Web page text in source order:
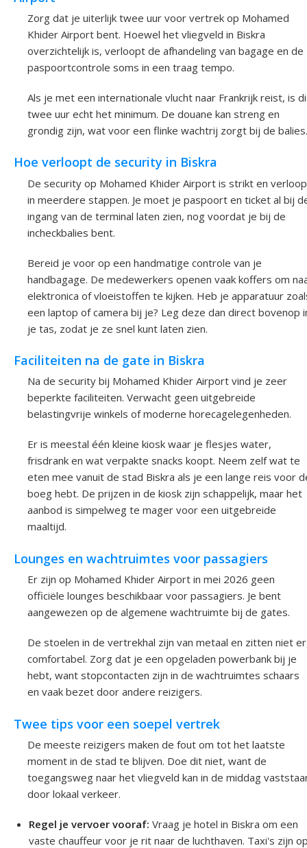
Zorg dat je uiterlijk twee uur voor vertrek op Mohamed
Khider Airport bent. Hoewel het vliegveld in Biskra
overzichtelijk is, verloopt de afhandeling van bagage en de
paspoortcontrole soms in een traag tempo.
Als je met een internationale vlucht naar Frankrijk reist, is
twee uur echt het minimum. De douane kan streng en
grondig zijn, wat voor een flinke wachtrij zorgt bij de balies.
Hoe verloopt de security in Biskra
De security op Mohamed Khider Airport is strikt en
in meerdere stappen. Je moet je paspoort en ticket al bij
ingang van de terminal laten zien, nog voordat je bij de
incheckbalies bent.
Bereid je voor op een handmatige controle van je
handbagage. De medewerkers openen vaak koffers om
elektronica of vloeistoffen te kijken. Heb je apparatuur
een laptop of camera bij je? Leg deze dan direct bovenop
je tas, zodat je ze snel kunt laten zien.
Faciliteiten na de gate in Biskra
Na de security bij Mohamed Khider Airport vind je zeer
beperkte faciliteiten. Verwacht geen uitgebreide
belastingvrije winkels of moderne horecagelegenheden.
Er is meestal één kleine kiosk waar je flesjes water,
frisdrank en wat verpakte snacks koopt. Neem zelf wat te
eten mee vanuit de stad Biskra als je een lange reis voor
boeg hebt. De prijzen in de kiosk zijn schappelijk, maar het
aanbod is simpelweg te mager voor een uitgebreide
maaltijd.
Lounges en wachtruimtes voor passagiers
Er zijn op Mohamed Khider Airport in mei 2026 geen
officiële lounges beschikbaar voor passagiers. Je bent
aangewezen op de algemene wachtruimte bij de gates.
De stoelen in de vertrekhal zijn van metaal en zitten niet
comfortabel. Zorg dat je een opgeladen powerbank bij je
hebt, want stopcontacten zijn in de wachtruimtes schaars
en vaak bezet door andere reizigers.
Twee tips voor een soepel vertrek
De meeste reizigers maken de fout om tot het laatste
moment in de stad te blijven. Doe dit niet, want de
toegangsweg naar het vliegveld kan in de middag
door lokaal verkeer.
Regel je vervoer vooraf: Vraag je hotel in Biskra om een
vaste chauffeur voor je rit naar de luchthaven. Taxi's zijn